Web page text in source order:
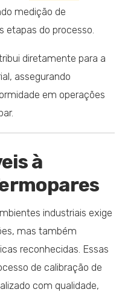
medição de
do processo.
diretamente para a
assegurando
em operações
à
industriais exige
mas também
reconhecidas. Essas
de calibração de
com qualidade,